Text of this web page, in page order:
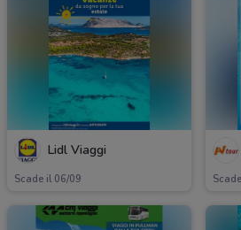
Lidl Viaggi
Scade il 06/09